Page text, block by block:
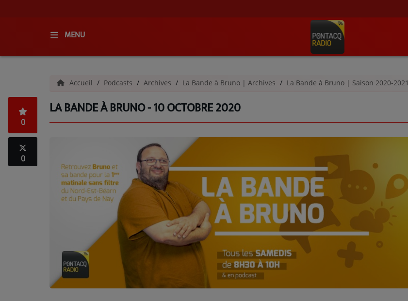
MENU
QUI SOMMES-NOUS ?
GRILLE DES PROGRAMMES
C'ÉTAIT QUOI CE TITRE ?
ARCHIVES - SAISONS PASSÉES
VOS ÉMISSIONS EN IMAGES
Accueil Podcasts Archives La Bande à Bruno | Archives La Bande à Bruno | Saison 2020-2021
LA BANDE À BRUNO - 10 OCTOBRE 2020
0
0